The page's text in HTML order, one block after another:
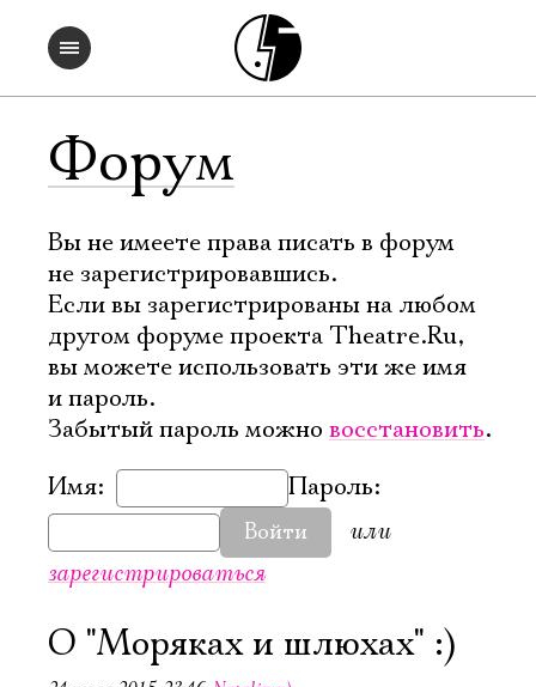
Форум
Вы не имеете права писать в форум
не зарегистрировавшись.
Если вы зарегистрированы на любом
другом форуме проекта Theatre.Ru,
вы можете использовать эти же имя
и пароль.
Забытый пароль можно восстановить.
Имя:
Пароль:
Войти
или
зарегистрироваться
О "Моряках и шлюхах" :)